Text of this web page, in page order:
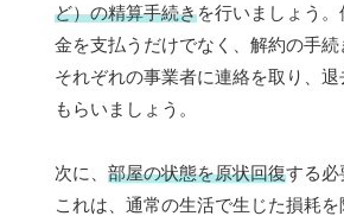
ど）の精算手続きを行いましょう
金を支払うだけでなく、解約の手続
それぞれの事業者に連絡を取り、退
もらいましょう。
次に、 部屋の状態を原状回復する必
これは、通常の生活で生じた損耗